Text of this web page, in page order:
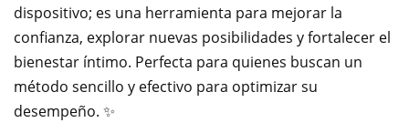
dispositivo; es una herramienta para mejorar la
confianza, explorar nuevas posibilidades y fortalecer el
bienestar íntimo. Perfecta para quienes buscan un
método sencillo y efectivo para optimizar su
desempeño. ✨